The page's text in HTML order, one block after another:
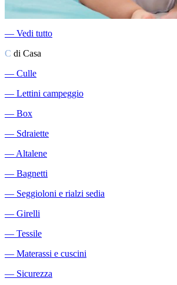
― Vedi tutto
C di Casa
― Culle
― Lettini campeggio
― Box
― Sdraiette
― Altalene
― Bagnetti
― Seggioloni e rialzi sedia
― Girelli
― Tessile
― Materassi e cuscini
― Sicurezza